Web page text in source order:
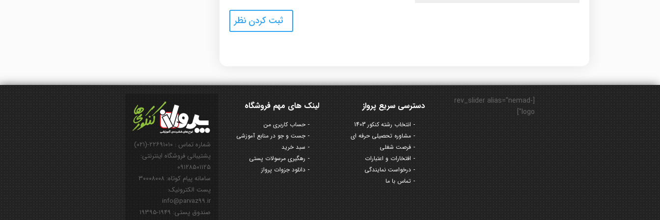
شماره تماس : ۲۲۶۹۱۰۱۰-(۰۲۱)
پشتیبانی فروشگاه اینترنتی:
۰۹۱۲۸۵۰۱۱۲۵
سامانه پیام کوتاه: ۳۰۰۰۸۰۰۸
پست الکترونیک:
info@parvaz99.ir
صندوق پستی: ۱۹۴۹-۱۹۳۹۵
لینک های مهم فروشگاه
حساب کاربری من
جست و جو در منابع آموزشی
سبد خرید
رهگیری مرسولات پستی
دانلود جزوات پرواز
دسترسی سریع پرواز
انتخاب رشته کنکور 1403
مشاوره تحصیلی حرفه ای
فرصت شغلی
افتخارات و اعتبارات
درخواست نمایندگی
تماس با ما
[rev_slider alias="nemad-
logo"]